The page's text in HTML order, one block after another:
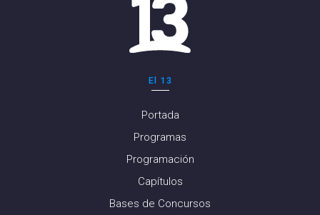
El 13
Portada
Programas
Programación
Capítulos
Bases de Concursos